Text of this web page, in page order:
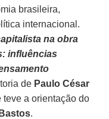
brasileira,
internacional.
na obra
influências
de Paulo César
teve a orientação do
.